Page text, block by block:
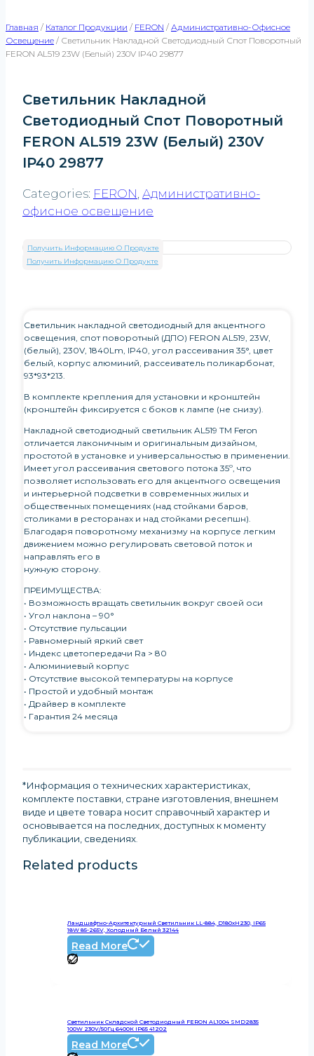
Главная / Каталог Продукции / FERON / Административно-Офисное
Освещение / Светильник Накладной Светодиодный Спот Поворотный
FERON AL519 23W (белый) 230V IP40 29877
Светильник Накладной
Светодиодный Спот Поворотный
FERON AL519 23W (белый) 230V
IP40 29877
Categories: FERON Административно-
офисное освещение
Получить Информацию О Продукте
Получить Информацию О Продукте
Светильник накладной светодиодный для акцентного
освещения, спот поворотный (ДПО) FERON AL519, 23W,
(белый), 230V, 1840Lm, IP40, угол рассеивания 35°, цвет
белый, корпус алюминий, рассеиватель поликарбонат,
93*93*213.
В комплекте крепления для установки и кронштейн
(кронштейн фиксируется с боков к лампе (не снизу).
Накладной светодиодный светильник AL519 TM Feron
отличается лаконичным и оригинальным дизайном,
простотой в установке и универсальностью в применении.
Имеет угол рассеивания светового потока 35º, что
позволяет использовать его для акцентного освещения
и интерьерной подсветки в современных жилых и
общественных помещениях (над стойками баров,
столиками в ресторанах и над стойками ресепшн).
Благодаря поворотному механизму на корпусе легким
движением можно регулировать световой поток и
направлять его в
нужную сторону.
ПРЕИМУЩЕСТВА:
• Возможность вращать светильник вокруг своей оси
• Угол наклона – 90°
• Отсутствие пульсации
• Равномерный яркий свет
• Индекс цветопередачи Ra > 80
• Алюминиевый корпус
• Отсутствие высокой температуры на корпусе
• Простой и удобный монтаж
• Драйвер в комплекте
• Гарантия 24 месяца
*Информация о технических характеристиках,
комплекте поставки, стране изготовления, внешнем
виде и цвете товара носит справочный характер и
основывается на последних, доступных к моменту
публикации, сведениях
Related products
Ландшафтно-Архитектурный Светильник LL-884, D180xH230, IP65
18W 85-265V, Холодный Белый 32144
Read More
Светильник Складской Светодиодный FERON AL1004 SMD2835
100W 230V/50Гц 6400К IP65 41202
Read More